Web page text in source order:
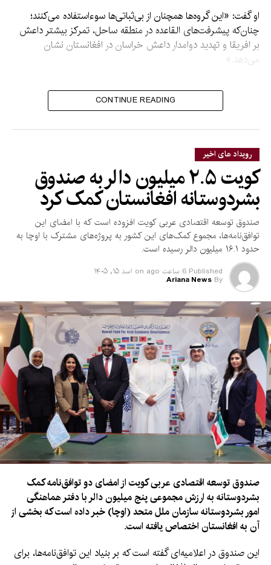
او گفت: «این گروه‌ها همچنان از بی‌ثباتی‌ها سوءاستفاده می‌کنند؛
چنان‌که پیشرفت‌های القاعده در منطقه ساحل، تمرکز بیشتر داعش
بر افریقا و تهدید دوامدار داعش خراسان در افغانستان نشان
می‌دهد.»
این اظهارات در حالی مطرح می‌شود که امارت اسلامی بارها ادعاها
درباره فعالیت گروه‌های تروریستی در افغانستان را رد کرده و
گفته‌است اجازه نخواهد داد از خاک این کشور علیه امنیت دیگر
کشورها استفاده شود.
CONTINUE READING
رویداد های اخیر
کویت ۲.۵ میلیون دالر به صندوق
بشردوستانه افغانستان کمک کرد
صندوق توسعه اقتصادی عربی کویت افزوده است که با امضای این
توافق‌نامه‌ها، مجموع کمک‌های این کشور به پروژه‌های مشترک با اوچا به
حدود ۱۶.۱ میلیون دالر رسیده است.
Published 6 ساعت ago on اسد ۱۵, ۱۴۰۵
By
Ariana News
صندوق توسعه اقتصادی عربی کویت از امضای دو توافق‌نامه کمک
بشردوستانه به ارزش مجموعی پنج میلیون دالر با دفتر هماهنگی
امور بشردوستانه سازمان ملل متحد (اوچا) خبر داده است که بخشی از
آن به افغانستان اختصاص یافته است.
این صندوق در اعلامیه‌ای گفته است که بر بنیاد این توافق‌نامه‌ها، برای